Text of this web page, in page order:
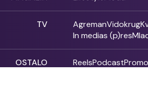
TV AgremanVidokrug
In medias (p)res
OSTALO ReelsPodcastPromo